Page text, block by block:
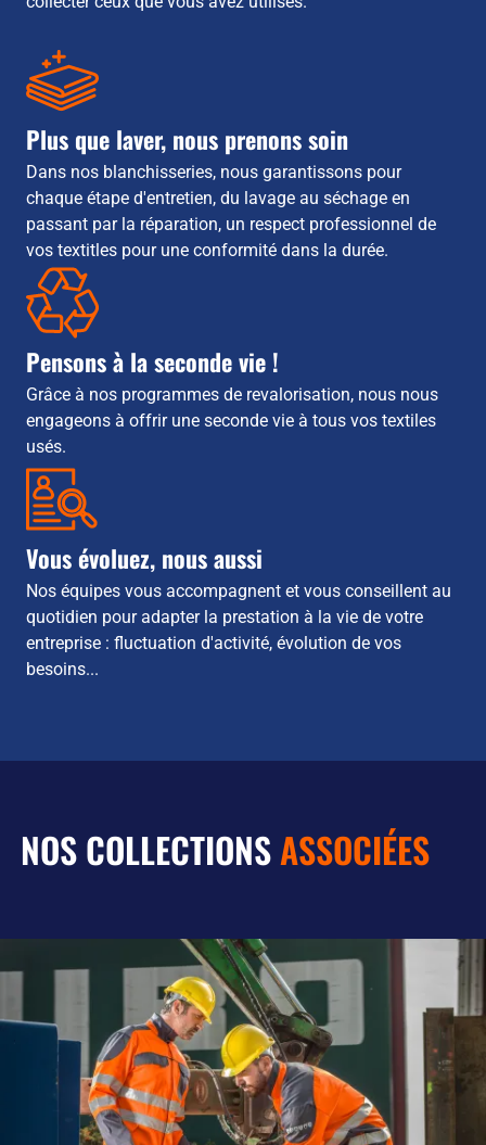
Plus que laver, nous prenons soin
Dans nos blanchisseries, nous garantissons pour
chaque étape d'entretien, du lavage au séchage en
passant par la réparation, un respect professionnel de
vos textitles pour une conformité dans la durée.
Pensons à la seconde vie !
Grâce à nos programmes de revalorisation, nous nous
engageons à offrir une seconde vie à tous vos textiles
usés.
Vous évoluez, nous aussi
Nos équipes vous accompagnent et vous conseillent au
quotidien pour adapter la prestation à la vie de votre
entreprise : fluctuation d'activité, évolution de vos
besoins...
NOS COLLECTIONSASSOCIÉES